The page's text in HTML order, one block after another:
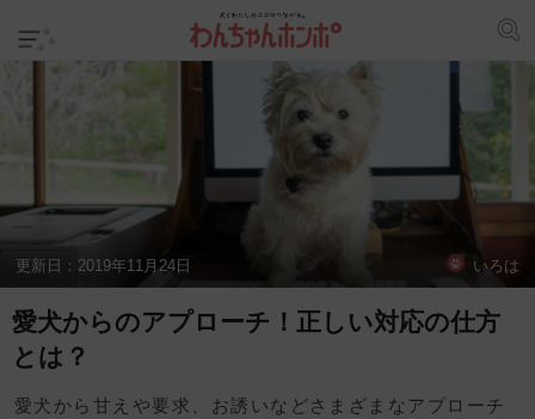
更新日： 2019年11月24日 いろは
愛犬からのアプローチ！正しい対応の仕方
とは？
愛犬から甘えや要求、お誘いなどさまざまなアプローチ